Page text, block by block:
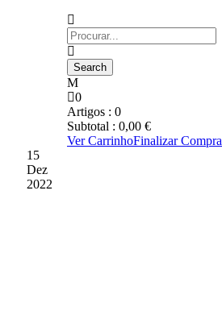
0
Artigos : 0
Subtotal : 0,00 €
Ver CarrinhoFinalizar Compra
15
Dez
2022